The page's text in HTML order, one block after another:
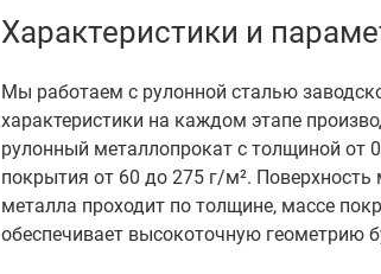
Характеристики и
Мы работаем с рулонной сталью
характеристики на каждом этапе
рулонный металлопрокат с толщиной
покрытия от 60 до 275 г/м².
металла проходит по толщине, массе
обеспечивает высокоточную геометрию